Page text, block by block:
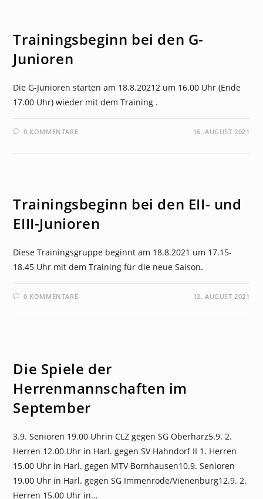
Trainingsbeginn bei den G-
Junioren
Die G-Junioren starten am 18.8.20212 um 16.00 Uhr (Ende
17.00 Uhr) wieder mit dem Training .
0 KOMMENTARE 16. AUGUST 2021
Trainingsbeginn bei den EII- und
EIII-Junioren
Diese Trainingsgruppe beginnt am 18.8.2021 um 17.15-
18.45 Uhr mit dem Training für die neue Saison.
0 KOMMENTARE 12. AUGUST 2021
Die Spiele der
Herrenmannschaften im
September
3.9. Senioren 19.00 Uhrin CLZ gegen SG Oberharz5.9. 2.
Herren 12.00 Uhr in Harl. gegen SV Hahndorf II 1. Herren
15.00 Uhr in Harl. gegen MTV Bornhausen10.9. Senioren
19.00 Uhr in Harl. gegen SG Immenrode/Vienenburg12.9. 2.
Herren 15.00 Uhr in…